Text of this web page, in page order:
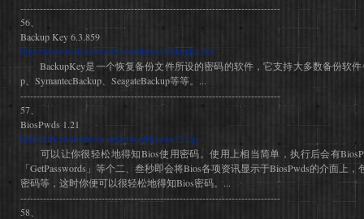
--------------------------------------------------------------------------------
56、
Backup Key 6.3.859
http://www.lostpassword.com/demos/bckupkd.exe
BackupKey是一个恢复备份文件所设的密码的软件，它支持大多数备份软件
p、SymantecBackup、SeagateBackup等等。...
--------------------------------------------------------------------------------
57、
BiosPwds 1.21
http://hlbr.onlinedown.net/down/biospw12.zip
可以让你很轻松地得知Bios使用密码。使用上相当简单，执行后会有
「GetPasswords」等个二、叁秒即会将Bios各项资讯显示于BiosPwds的介面上
密码等，这时你便可以很轻松地得知Bios密码。...
--------------------------------------------------------------------------------
58、